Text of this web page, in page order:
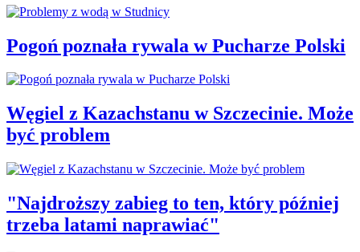
Pogoń poznała rywala w Pucharze Polski
Węgiel z Kazachstanu w Szczecinie. Może
być problem
"Najdroższy zabieg to ten, który później
trzeba latami naprawiać"